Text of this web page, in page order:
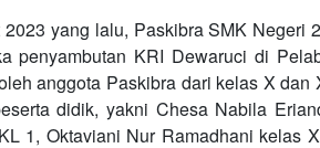
yang lalu, Paskibra SMK Negeri
penyambutan KRI Dewaruci di
anggota Paskibra dari kelas X
didik, yakni Chesa Nabila
1, Oktaviani Nur Ramadhani kelas